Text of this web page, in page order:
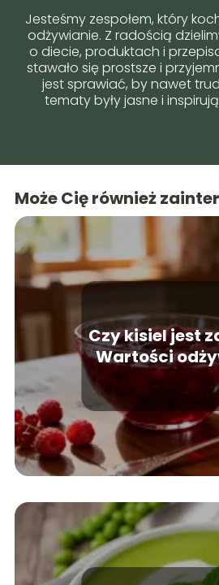
Jesteśmy zespołem, który
odżywianie. Z radością
o diecie, produktach i
stawało się prostsze i
jest sprawiać, by nawet
tematy były jasne i
Może Cię również
Czy kisiel jest
Wartości
wpływ na